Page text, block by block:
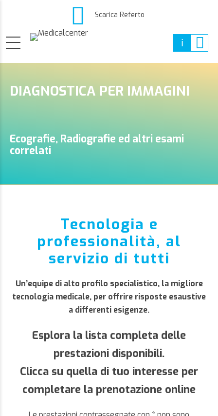
Scarica Referto
DIAGNOSTICA PER IMMAGINI
Ecografie, Radiografie ed altri esami
correlati
Tecnologia e
professionalità, al
servizio di tutti
Un’equipe di alto profilo specialistico, la migliore
tecnologia medicale, per offrire risposte esaustive
a differenti esigenze.
Esplora la lista completa delle
prestazioni disponibili.
Clicca su quella di tuo interesse per
completare la prenotazione online